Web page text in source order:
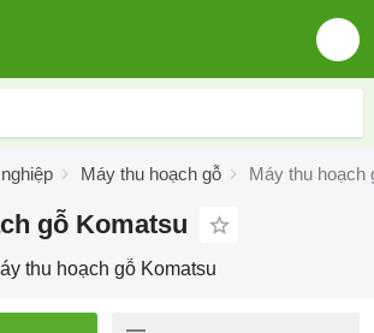
Máy thu hoạch gỗ Máy thu hoạch
gỗ Komatsu
thu hoạch gỗ Komatsu